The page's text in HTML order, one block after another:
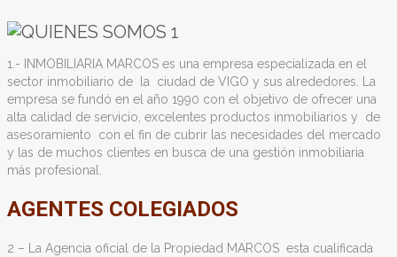
1.- INMOBILIARIA MARCOS es una empresa especializada en el
sector inmobiliario de la ciudad de VIGO y sus alrededores. La
empresa se fundó en el año 1990 con el objetivo de ofrecer una
alta calidad de servicio, excelentes productos inmobiliarios y
de
asesoramiento
con el fin de cubrir las necesidades del mercado
y las de muchos clientes en busca de una gestión inmobiliaria
más profesional.
AGENTES COLEGIADOS
2 – La Agencia oficial de la Propiedad MARCOS esta cualificada